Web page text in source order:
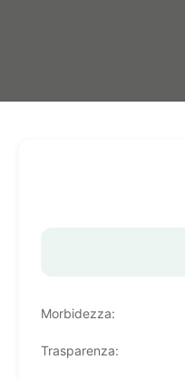
Morbidezza:
Trasparenza: